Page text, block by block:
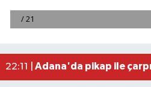
22:58 |
Hataylıların Beklediği
22:11 | Adana'da pikap ile